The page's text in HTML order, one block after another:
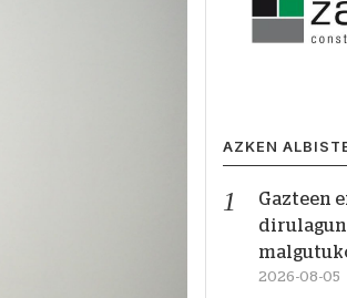
AZKEN
Gazteen
2026-08-05